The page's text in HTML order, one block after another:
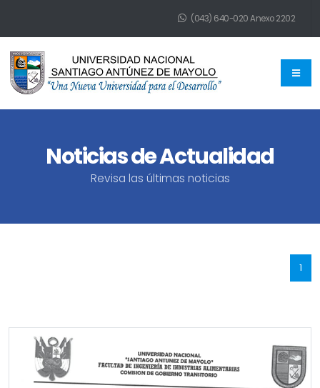
(043) 640-020 Anexo 2202
Noticias de Actualidad
Revisa las últimas noticias
1